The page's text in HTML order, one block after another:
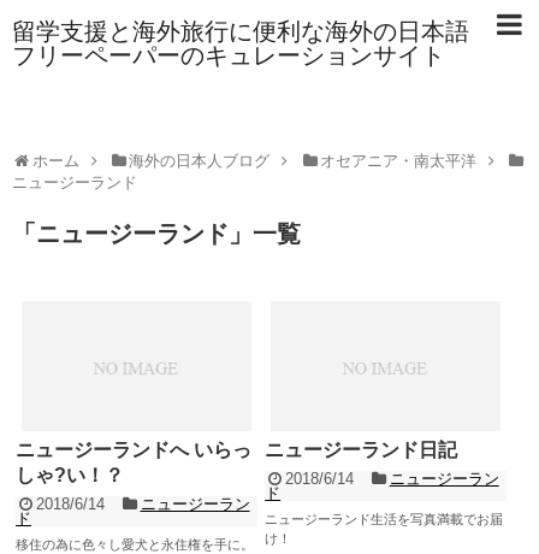
留学支援と海外旅行に便利な海外の日本語
フリーペーパーのキュレーションサイト
ホーム 海外の日本人ブログ
オセアニア・南太平洋
ニュージーランド
「 ニュージーランド 」 一覧
ニュージーランドへ いらっ
しゃ?い！？
2018/6/14
ニュージーラン
ド
移住の為に色々し愛犬と永住権を手に。
ニュージーランド日記
2018/6/14
ニュージーラン
ド
ニュージーランド生活を写真満載でお届
け！